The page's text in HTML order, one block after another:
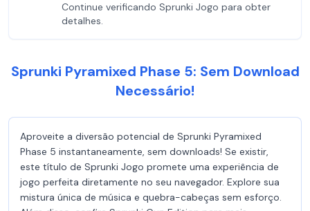
Continue verificando Sprunki Jogo para obter
detalhes.
Sprunki Pyramixed Phase 5: Sem Download
Necessário!
Aproveite a diversão potencial de Sprunki Pyramixed
Phase 5 instantaneamente, sem downloads! Se existir,
este título de Sprunki Jogo promete uma experiência de
jogo perfeita diretamente no seu navegador. Explore sua
mistura única de música e quebra-cabeças sem esforço.